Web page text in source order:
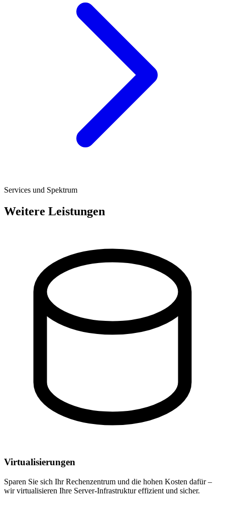
Services und Spektrum
Weitere Leistungen
Virtualisierungen
Sparen Sie sich Ihr Rechenzentrum und die hohen Kosten dafür –
wir virtualisieren Ihre Server-Infrastruktur effizient und sicher.